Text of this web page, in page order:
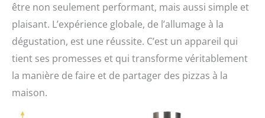
être non seulement performant, mais aussi simple et
plaisant. L’expérience globale, de l’allumage à la
dégustation, est une réussite. C’est un appareil qui
tient ses promesses et qui transforme véritablement
la manière de faire et de partager des pizzas à la
maison.